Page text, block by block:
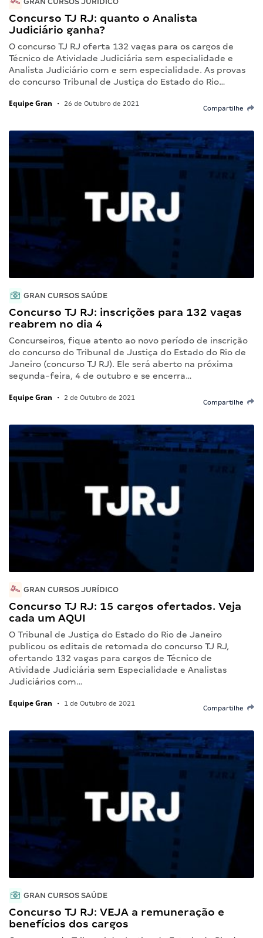
Concurso TJ RJ: quanto o Analista
Judiciário ganha?
O concurso TJ RJ oferta 132 vagas para os cargos de
Técnico de Atividade Judiciária sem especialidade e
Analista Judiciário com e sem especialidade. As provas
do concurso Tribunal de Justiça do Estado do Rio…
Equipe Gran • 26 de Outubro de 2021
Compartilhe
GRAN CURSOS SAÚDE
Concurso TJ RJ: inscrições para 132 vagas
reabrem no dia 4
Concurseiros, fique atento ao novo período de inscrição
do concurso do Tribunal de Justiça do Estado do Rio de
Janeiro (concurso TJ RJ). Ele será aberto na próxima
segunda-feira, 4 de outubro e se encerra…
Equipe Gran • 2 de Outubro de 2021
Compartilhe
GRAN CURSOS JURÍDICO
Concurso TJ RJ: 15 cargos ofertados. Veja
cada um AQUI
O Tribunal de Justiça do Estado do Rio de Janeiro
publicou os editais de retomada do concurso TJ RJ,
ofertando 132 vagas para cargos de Técnico de
Atividade Judiciária sem Especialidade e Analistas
Judiciários com…
Equipe Gran • 1 de Outubro de 2021
Compartilhe
GRAN CURSOS SAÚDE
Concurso TJ RJ: VEJA a remuneração e
benefícios dos cargos